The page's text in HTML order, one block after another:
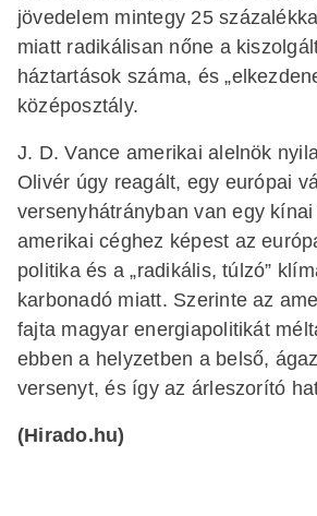
jövedelem mintegy 25
miatt radikálisan nőne a
háztartások száma, és
középosztály.
J. D. Vance amerikai alelnök
Olivér úgy reagált, egy európai
versenyhátrányban van egy
amerikai céghez képest az
politika és a „radikális, túlzó”
karbonadó miatt. Szerinte az
fajta magyar energiapolitikát
ebben a helyzetben a belső,
versenyt, és így az árleszorító
(Hirado.hu)